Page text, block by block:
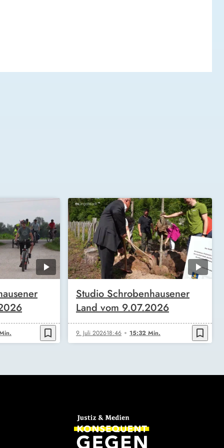
bookmark_border
Studio Schrobenhausener
Land vom 9.07.2026
9. Juli 202618:46 15:32 Min. bookmark_border